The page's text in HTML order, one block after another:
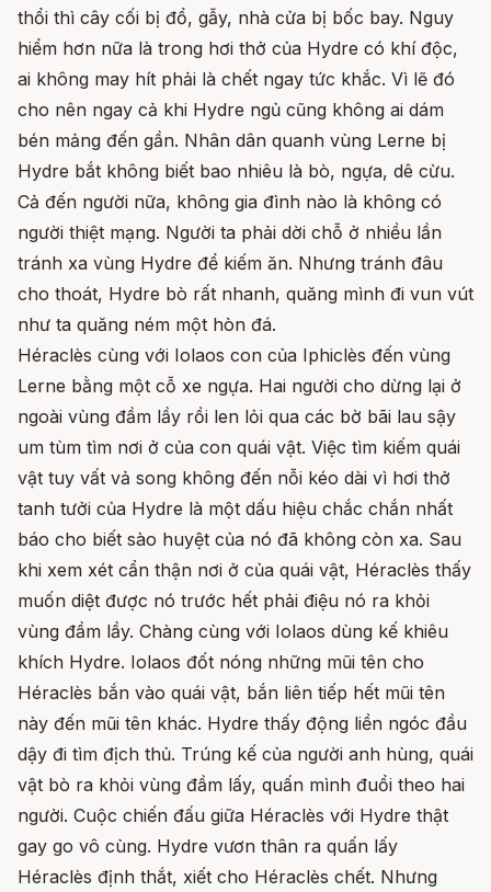
thổi thì cây cối bị đổ, gẫy, nhà cửa bị bốc bay. Nguy
hiểm hơn nữa là trong hơi thở của Hydre có khí độc,
ai không may hít phải là chết ngay tức khắc. Vì lẽ đó
cho nên ngay cả khi Hydre ngủ cũng không ai dám
bén mảng đến gần. Nhân dân quanh vùng Lerne bị
Hydre bắt không biết bao nhiêu là bò, ngựa, dê cừu.
Cả đến người nữa, không gia đình nào là không có
người thiệt mạng. Người ta phải dời chỗ ở nhiều lần
tránh xa vùng Hydre để kiếm ăn. Nhưng tránh đâu
cho thoát, Hydre bò rất nhanh, quăng mình đi vun vút
như ta quăng ném một hòn đá.
Héraclès cùng với Iolaos con của Iphiclès đến vùng
Lerne bằng một cỗ xe ngựa. Hai người cho dừng lại ở
ngoài vùng đầm lầy rồi len lỏi qua các bờ bãi lau sậy
um tùm tìm nơi ở của con quái vật. Việc tìm kiếm quái
vật tuy vất vả song không đến nỗi kéo dài vì hơi thở
tanh tưởi của Hydre là một dấu hiệu chắc chắn nhất
báo cho biết sào huyệt của nó đã không còn xa. Sau
khi xem xét cẩn thận nơi ở của quái vật, Héraclès thấy
muốn diệt được nó trước hết phải điệu nó ra khỏi
vùng đầm lầy. Chàng cùng với Iolaos dùng kế khiêu
khích Hydre. Iolaos đốt nóng những mũi tên cho
Héraclès bắn vào quái vật, bắn liên tiếp hết mũi tên
này đến mũi tên khác. Hydre thấy động liền ngóc đầu
dậy đi tìm địch thủ. Trúng kế của người anh hùng, quái
vật bò ra khỏi vùng đầm lấy, quấn mình đuổi theo hai
người. Cuộc chiến đấu giữa Héraclès với Hydre thật
gay go vô cùng. Hydre vươn thân ra quấn lấy
Héraclès định thắt, xiết cho Héraclès chết. Nhưng